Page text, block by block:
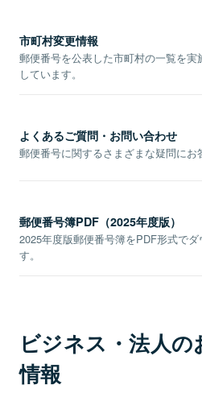
市町村変更情報
郵便番号を公表した市町村の一覧を
しています。
よくあるご質問・お問い合わせ
郵便番号に関するさまざまな疑問にお
郵便番号簿PDF（2025年度版）
2025年度版郵便番号簿をPDF形式でダ
す。
ビジネス・法人
情報